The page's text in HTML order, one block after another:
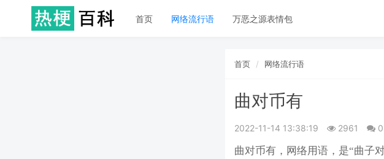
首页 网络流行语 万恶之源表情包
首页 网络流行语
曲对币有
2022-11-14 13:38:19 2961 0
曲对币有，网络用语，是“曲子